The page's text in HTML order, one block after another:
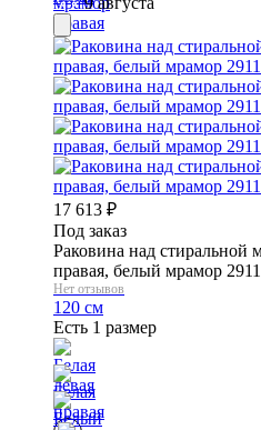
17 613 ₽
Под заказ
Раковина над
правая, белый мрамор
Нет отзывов
120 см
Есть 1 размер